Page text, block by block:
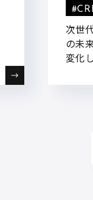
次世
の未
変化